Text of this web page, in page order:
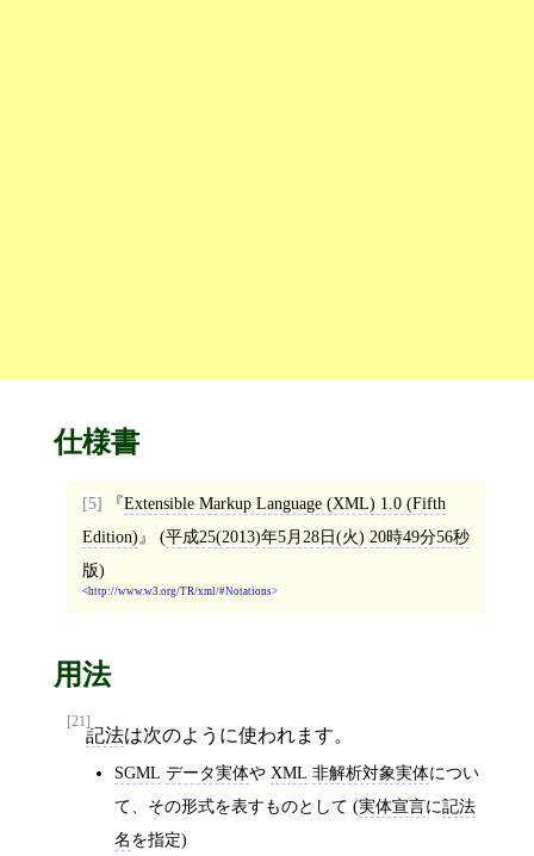
仕様書
[5]
Extensible Markup Language (XML) 1.0 (Fifth
Edition)
(平成25(2013)年5月28日(火) 20時49分56秒
版)
http://www.w3.org/TR/xml/#Notations
用法
[21]
記法は次のように使われます。
SGML データ実体や XML 非解析対象実体につい
て、その形式を表すものとして (実体宣言に記法
名を指定)